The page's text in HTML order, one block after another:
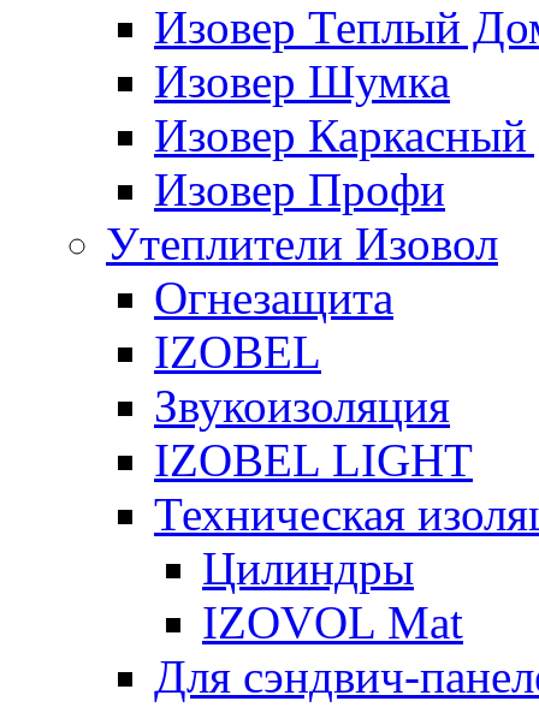
Изовер Теплый
Изовер Шумка
Изовер
Изовер Профи
Утеплители Изовол
Огнезащита
IZOBEL
Звукоизоляция
IZOBEL LIGHT
Техническая
Цилиндры
IZOVOL Mat
Для сэндвич-